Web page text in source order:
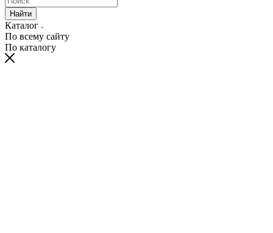
Найти
Каталог
По всему сайту
По каталогу